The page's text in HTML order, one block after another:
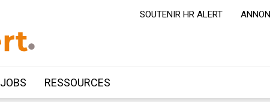
SOUTENIR HR ALERT
JOBS RESSOURCES